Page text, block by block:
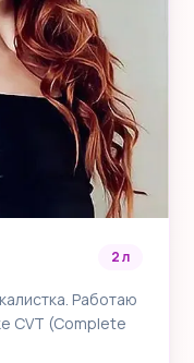
2 л
Работаю
CVT (Complete